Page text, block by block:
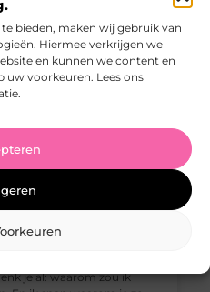
bieden, maken wij gebruik van
Hiermee verkrijgen we
en kunnen we content en
uw voorkeuren. Lees ons
koud douchen
je al: waarom zou ik